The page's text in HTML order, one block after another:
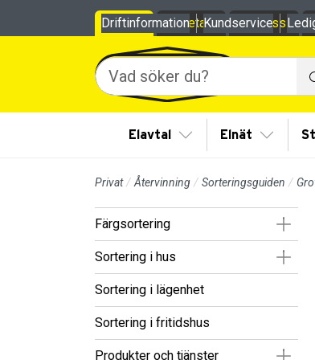
Till sidans huvudinnehåll
Privat
Företag Om oss
Elavtal Visa/Göm undermeny
Elnät Visa/
Driftinformation Kundservice
Privat Återvinning Sorteringsguiden
Färgsortering Visa/
Sortering i hus Visa/
Sortering i lägenhet
Sortering i fritidshus
Produkter och tjänster Visa/